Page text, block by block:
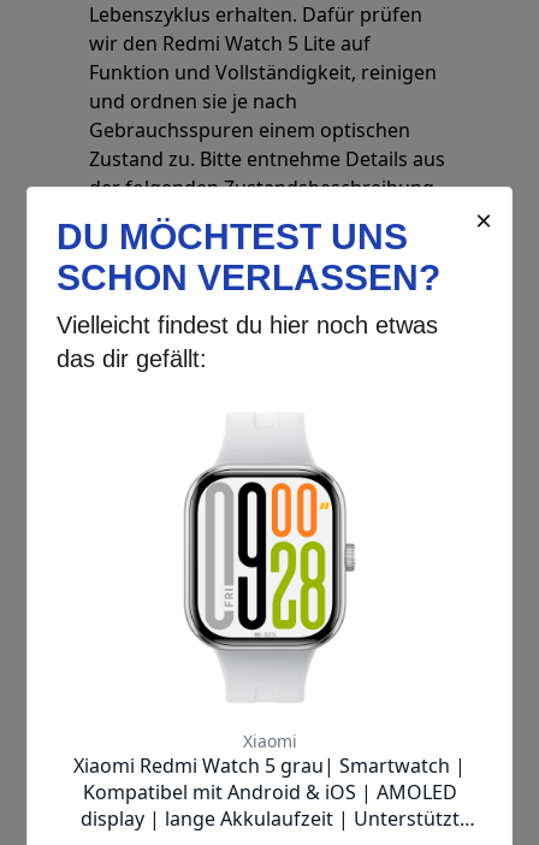
Lebenszyklus erhalten. Dafür prüfen
wir den Redmi Watch 5 Lite auf
Funktion und Vollständigkeit, reinigen
und ordnen sie je nach
Gebrauchsspuren einem optischen
Zustand zu. Bitte entnehme Details aus
der folgenden Zustandsbeschreibung.
Zustand „Wie Neu“:
> Gerät: ohne sichtbare
Gebrauchsspuren
kann leichte Transportspuren
aufweisen, ist frei von Klebern
Kabel neu aufgewickelt,
Bedienungsanleitung & Schutzfolien
können fehlen
Xiaomi Redmi
eine neue Dimension des
Smartwatch-Trainings und der
Gesundheitsüberwachung, die Ihnen
nicht nur den Alltag erleichtert,
sondern auch Ihre Lebensqualität
innovative Smartwatch
nur ein Accessoire – sie ist Ihr
persönlicher Begleiter, der dafür sorgt,
dass Sie stets im Bilde sind, sowohl in